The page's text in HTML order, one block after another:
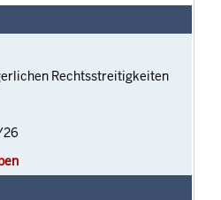
Rechtsstreitigkeiten
26